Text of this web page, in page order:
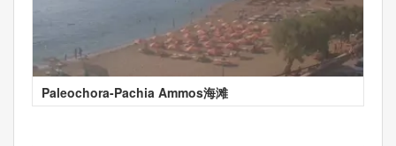
Paleochora-Pachia Ammos海滩